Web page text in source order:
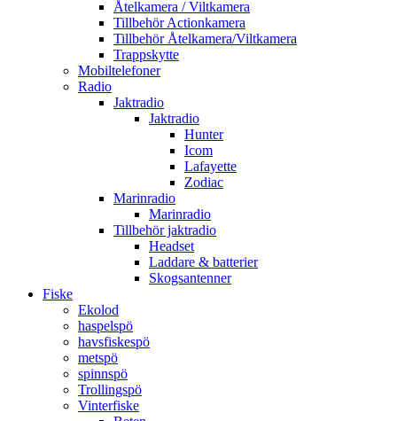
Åtelkamera / Viltkamera
Tillbehör Actionkamera
Tillbehör Åtelkamera/Viltkamera
Trappskytte
Mobiltelefoner
Radio
Jaktradio
Jaktradio
Hunter
Icom
Lafayette
Zodiac
Marinradio
Marinradio
Tillbehör jaktradio
Headset
Laddare & batterier
Skogsantenner
Fiske
Ekolod
haspelspö
havsfiskespö
metspö
spinnspö
Trollingspö
Vinterfiske